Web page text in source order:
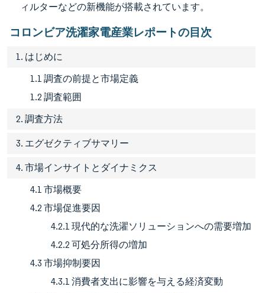
ィルターなどの新機能が搭載されています。
コロンビア洗濯家電産業レポートの目次
1. はじめに
1.1 調査の前提と市場定義
1.2 調査範囲
2. 調査方法
3. エグゼクティブサマリー
4. 市場インサイトとダイナミクス
4.1 市場概要
4.2 市場促進要因
4.2.1 現代的な洗濯ソリューションへの需要増加
4.2.2 可処分所得の増加
4.3 市場抑制要因
4.3.1 消費者支出に影響を与える経済変動